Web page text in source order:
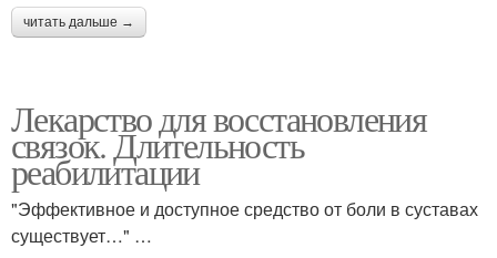
читать дальше →
Лекарство для восстановления
связок. Длительность
реабилитации
"Эффективное и доступное средство от боли в суставах
существует…" …